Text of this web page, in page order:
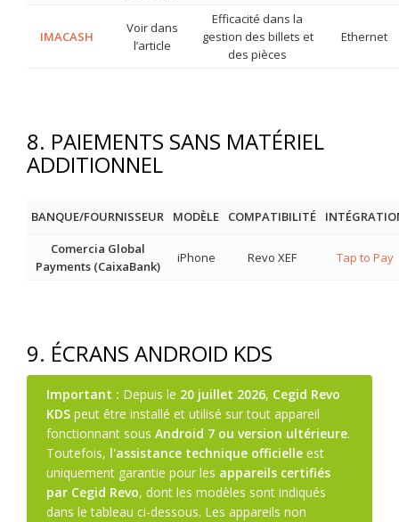
IMACASH
Voir dans
l’article
Efficacité dans la
gestion des billets et
des pièces
Ethernet
8. PAIEMENTS SANS MATÉRIEL
ADDITIONNEL
BANQUE/FOURNISSEUR MODÈLE COMPATIBILITÉ
Comercia Global
Payments (CaixaBank)
iPhone Revo XEF Tap to Pay
9. ÉCRANS ANDROID KDS
Important : Depuis le 20 juillet 2026, Cegid Revo
KDS peut être installé et utilisé sur tout appareil
fonctionnant sous Android 7 ou version ultérieure.
Toutefois, l'assistance technique officielle est
uniquement garantie pour les appareils certifiés
par Cegid Revo, dont les modèles sont indiqués
dans le tableau ci-dessous. Les appareils non